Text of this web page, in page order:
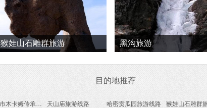
猴娃山石雕群旅游 黑沟旅游
目的地推荐
哈密市木卡姆传承中心旅游线路 天山庙旅游线路 哈密贡瓜园旅游线路